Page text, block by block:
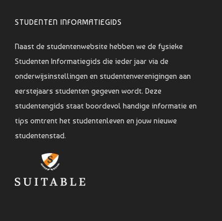
STUDENTEN INFORMATIEGIDS
Naast de studentenwebsite hebben we de fysieke
Studenten Informatiegids die ieder jaar via de
onderwijsinstellingen en studentenverenigingen aan
eerstejaars studenten gegeven wordt. Deze
studentengids staat boordevol handige informatie en
tips omtrent het studentenleven en jouw nieuwe
studentenstad.